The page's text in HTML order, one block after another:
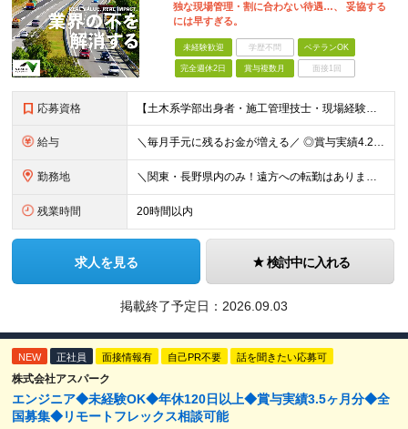
独な現場管理・割に合わない待遇…、 妥協する
には早すぎる。
未経験歓迎 学歴不問 ベテランOK
完全週休2日 賞与複数月 面接1回
応募資格 【土木系学部出身者・施工管理技士・現場経験者優遇！】 ■高卒以上 ■普通自動車運転免許（AT限定可）をお持ちの方 《 下記いずれかに該当する方歓迎 》 ◎土木系学科を卒業された方 ◎1・2級土木／
給与 ＼毎月手元に残るお金が増える／ ◎賞与実績4.25ヶ月分（年間120万円～140万円以上の支給実績あり） ◎家賃・駐車場代の最大8割を会社が負担！家計の支出を大幅にカット ◎残業代は1分単位（合計1時
勤務地 ＼関東・長野県内のみ！遠方への転勤はありません／ ★全事業所がIC近く！マイカーで快適に通勤可能です ★引越し費用や単身赴任時の家賃・家具家電の賃料も全額負担 ◎京浜事業所 神奈川県横浜市都筑区
残業時間 20時間以内
求人を見る 検討中に入れる
掲載終了予定日： 2026.09.03
NEW 正社員 面接情報有 自己PR不要 話を聞きたい応募可
株式会社アスパーク
エンジニア◆未経験OK◆年休120日以上◆賞与実績3.5ヶ月分◆全
国募集◆リモートフレックス相談可能